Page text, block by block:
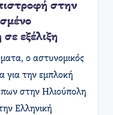
στην
εξέλιξη
ο αστυνομικός
για την εμπλοκή
στην Ηλιούπολη
Ελληνική